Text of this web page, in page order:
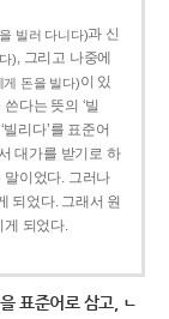
빌러 다니다)과 신
), 그리고 나중에
게 돈을 빌다)이 있
다는 뜻의 ‘빌
빌리다’를 표준어
대가를 받기로 하
말이었다. 그러나
되었다. 그래서 원
게 되었다.
표준어로 삼고, ㄴ